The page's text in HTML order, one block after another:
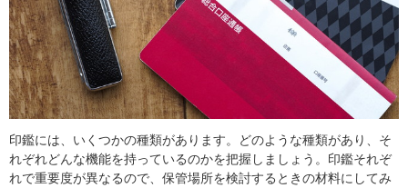
食材辞典
おすすめ
印鑑には、いくつかの種類があります。どのような種類があり、そ
れぞれどんな機能を持っているのかを把握しましょう。印鑑それぞ
れで重要度が異なるので、保管場所を検討するときの材料にしてみ